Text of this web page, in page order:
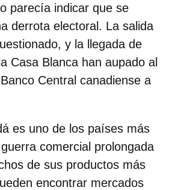
parecía indicar que se
derrota electoral. La salida
y la llegada de
Casa Blanca han aupado al
Central canadiense a
es uno de los países más
comercial prolongada
de sus productos más
encontrar mercados